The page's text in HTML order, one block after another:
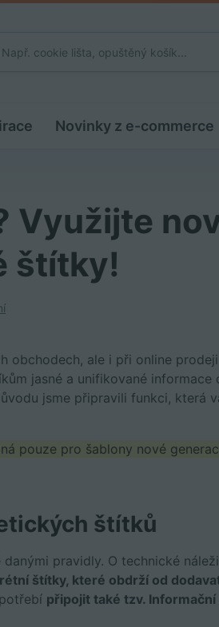
Novinky z e-commerce
Využijte
štítky!
obchodech, ale i při online
jasné a unifikované informace
jsme připravili funkci, která
pouze pro šablony nové
štítků
pravidly. O technické
štítky, které obdrží od
připojit také tzv.